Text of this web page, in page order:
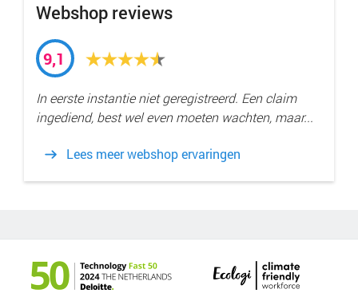
Webshop reviews
9,1
In eerste instantie niet geregistreerd. Een claim
ingediend, best wel even moeten wachten, maar...
Lees meer webshop ervaringen